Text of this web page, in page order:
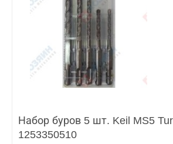
Набор буров 5 шт. Keil MS5
1253350510